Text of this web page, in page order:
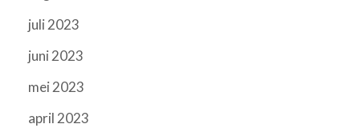
juli 2023
juni 2023
mei 2023
april 2023